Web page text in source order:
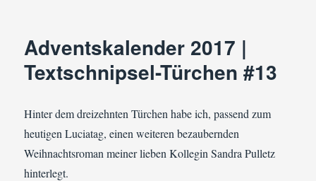
Adventskalender 2017 |
Textschnipsel-Türchen #13
Hinter dem dreizehnten Türchen habe ich, passend zum
heutigen Luciatag, einen weiteren bezaubernden
Weihnachtsroman meiner lieben Kollegin Sandra Pulletz
hinterlegt.